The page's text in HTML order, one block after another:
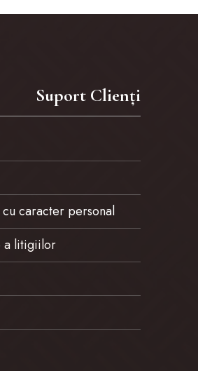
Suport Clienți
caracter personal
a litigiilor